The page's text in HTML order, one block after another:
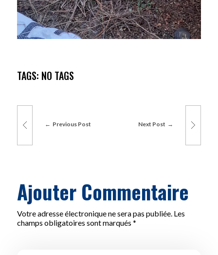
TAGS: NO TAGS
Previous Post Next Post
Ajouter Commentaire
Votre adresse électronique ne sera pas publiée. Les
champs obligatoires sont marqués *